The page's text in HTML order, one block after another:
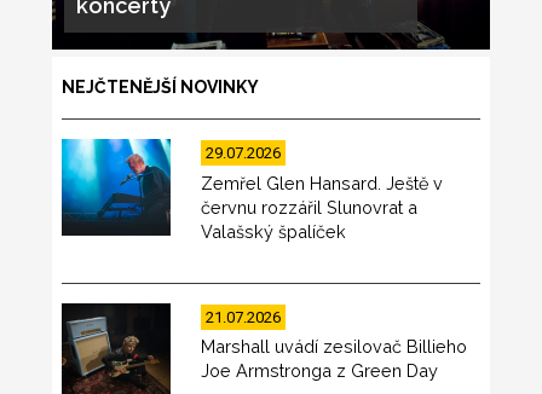
koncerty
NEJČTENĚJŠÍ NOVINKY
29.07.2026
Zemřel Glen Hansard. Ještě v
červnu rozzářil Slunovrat a
Valašský špalíček
21.07.2026
Marshall uvádí zesilovač Billieho
Joe Armstronga z Green Day